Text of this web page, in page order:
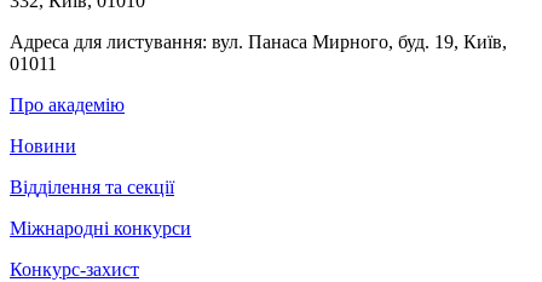
Адреса для листування: вул. Панаса Мирного, буд. 19, Київ,
01011
Про академію
Новини
Відділення та секції
Міжнародні конкурси
Конкурс-захист